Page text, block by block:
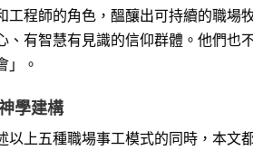
工程師的角色，醞釀出可持續的職場
、有智慧有見識的信仰群體。他們也
」。
學建構
以上五種職場事工模式的同時，本文